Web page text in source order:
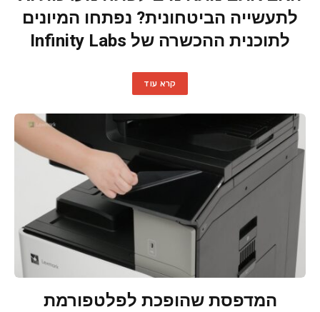
לתעשייה הביטחונית? נפתחו המיונים
לתוכנית ההכשרה של Infinity Labs
קרא עוד
המדפסת שהופכת לפלטפורמת